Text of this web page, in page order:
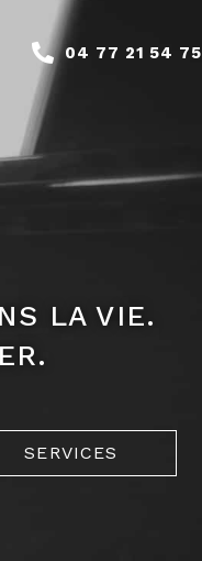
04 77 21 54 75
LA VIE.
SERVICES